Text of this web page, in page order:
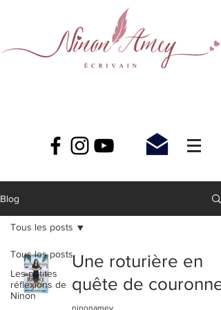
Blog
Tous les posts
Les petites
réflexions de
Ninon
Tous les posts
Une roturière en
quête de couronne
ninonamey